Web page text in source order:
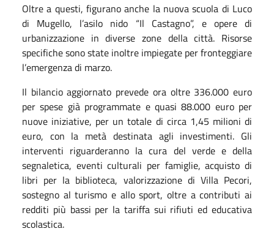
Oltre a questi, figurano anche la nuova scuola di Luco
di Mugello, l’asilo nido “Il Castagno”, e opere di
urbanizzazione in diverse zone della città. Risorse
specifiche sono state inoltre impiegate per fronteggiare
l’emergenza di marzo.
Il bilancio aggiornato prevede ora oltre 336.000 euro
per spese già programmate e quasi 88.000 euro per
nuove iniziative, per un totale di circa 1,45 milioni di
euro, con la metà destinata agli investimenti. Gli
interventi riguarderanno la cura del verde e della
segnaletica, eventi culturali per famiglie, acquisto di
libri per la biblioteca, valorizzazione di Villa Pecori,
sostegno al turismo e allo sport, oltre a contributi ai
redditi più bassi per la tariffa sui rifiuti ed educativa
scolastica.